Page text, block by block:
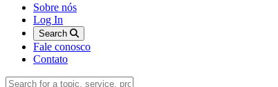
Sobre nós
Log In
Search
Fale conosco
Contato